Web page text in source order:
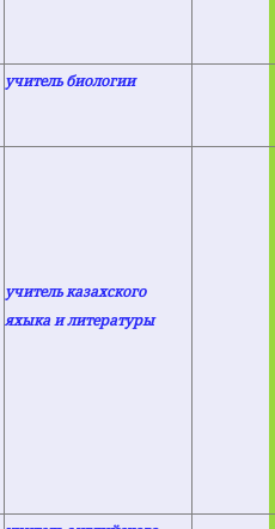
учитель биологии
учитель казахского
яхыка и литературы